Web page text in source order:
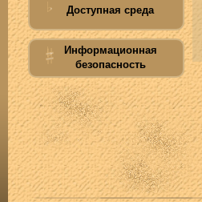
Доступная среда
Информационная
безопасность